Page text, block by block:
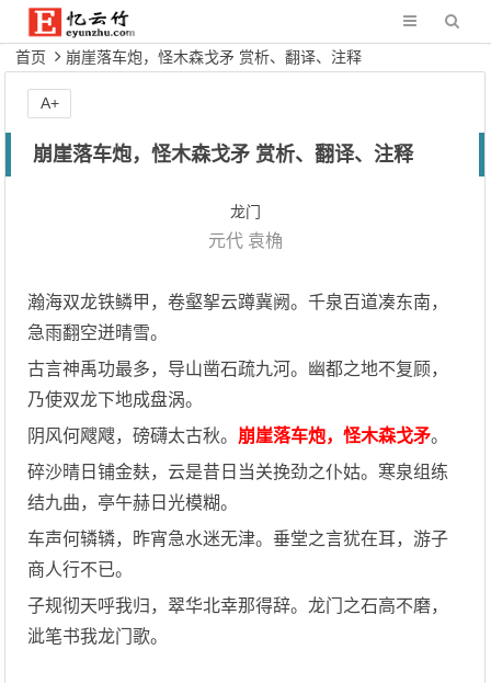
首页 崩崖落车炮，怪木森戈矛 赏析、翻译、注释
崩崖落车炮，怪木森戈矛 赏析、翻译、注释
龙门
元代 袁桷
瀚海双龙铁鳞甲，卷壑挐云蹲冀阙。千泉百道凑东南，
急雨翻空迸晴雪。
古言神禹功最多，导山凿石疏九河。幽都之地不复顾，
乃使双龙下地成盘涡。
阴风何飕飕，磅礴太古秋。 崩崖落车炮，怪木森戈矛。
碎沙晴日铺金麸，云是昔日当关挽劲之仆姑。寒泉组练
结九曲，亭午赫日光模糊。
车声何辚辚，昨宵急水迷无津。垂堂之言犹在耳，游子
商人行不已。
子规彻天呼我归，翠华北幸那得辞。龙门之石高不磨，
泚笔书我龙门歌。
A+